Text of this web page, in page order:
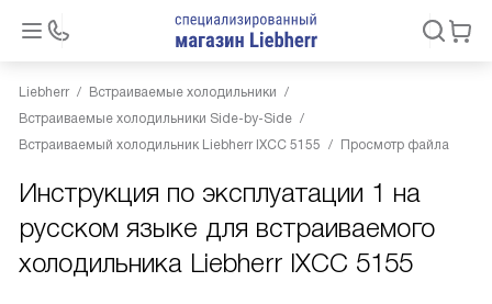
Liebherr
Встраиваемые холодильники
Встраиваемые холодильники Side-by-Side
Встраиваемый холодильник Liebherr IXCC 5155
Просмотр файла
Инструкция по эксплуатации 1 на
русском языке для встраиваемого
холодильника Liebherr IXCC 5155